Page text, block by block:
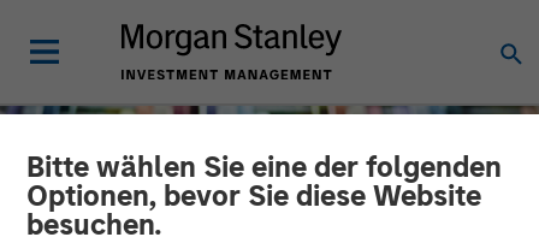
Bitte wählen Sie eine der folgenden
Optionen, bevor Sie diese Website
besuchen.